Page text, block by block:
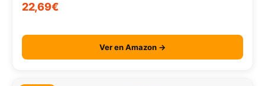
22,69€
Ver en Amazon →